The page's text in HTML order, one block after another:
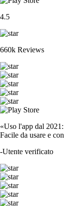
4.5
660k Reviews
«Uso l'app dal
Facile da usare e
-Utente verificato